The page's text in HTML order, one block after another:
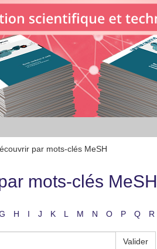
par mots-clés MeSH
mots-clés MeSH
H I J K L M N O P Q R
Valider